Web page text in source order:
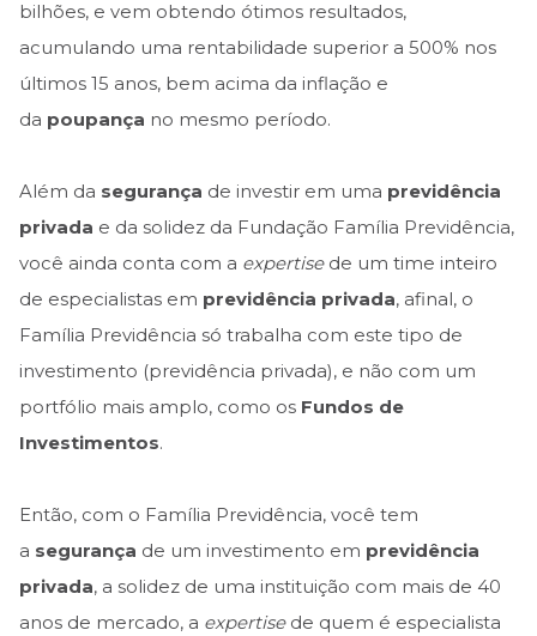
bilhões, e vem obtendo ótimos resultados,
acumulando uma rentabilidade superior a 500% nos
últimos 15 anos, bem acima da inflação e
da poupança no mesmo período.
Além da segurança de investir em uma previdência
privada e da solidez da Fundação Família Previdência,
você ainda conta com a expertisede um time inteiro
de especialistas em previdência privada, afinal, o
Família Previdência só trabalha com este tipo de
investimento (previdência privada), e não com um
portfólio mais amplo, como os Fundos de
Investimentos.
Então, com o Família Previdência, você tem
a segurança de um investimento em previdência
privada, a solidez de uma instituição com mais de 40
anos de mercado, a expertisede quem é especialista